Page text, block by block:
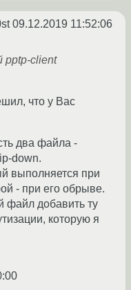
09.12.2019 11:52:06
client
что у Вас
два файла -
down.
выполняется при
- при его обрыве.
файл добавить ту
которую я